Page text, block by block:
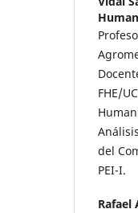
FHE/
del
PEI-I.
Rafael